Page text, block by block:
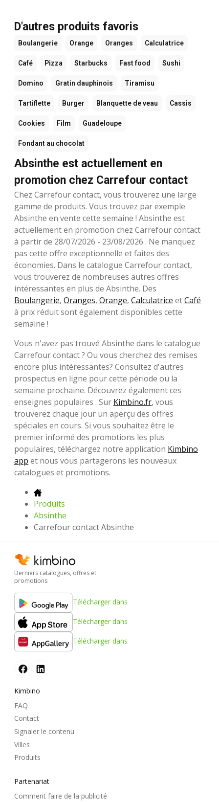
D'autres produits favoris
Boulangerie Orange Oranges Calculatrice
Café Pizza Starbucks Fast food Sushi
Domino Gratin dauphinois Tiramisu
Tartiflette Burger Blanquette de veau Cassis
Cookies Film Guadeloupe
Fondant au chocolat
Absinthe est actuellement en
promotion chez Carrefour contact
Chez Carrefour contact, vous trouverez une large
gamme de produits. Vous trouvez par exemple
Absinthe en vente cette semaine ! Absinthe est
actuellement en promotion chez Carrefour contact
à partir de 28/07/2026 - 23/08/2026 . Ne manquez
pas cette offre exceptionnelle et faites des
économies. Dans le catalogue Carrefour contact,
vous trouverez de nombreuses autres offres
intéressantes en plus de Absinthe. Des
Boulangerie, Oranges, Orange, Calculatrice etCafé
à prix réduit sont également disponibles cette
semaine !
Vous n'avez pas trouvé Absinthe dans le catalogue
Carrefour contact ? Ou vous cherchez des remises
encore plus intéressantes? Consultez d'autres
prospectus en ligne pour cette période ou la
semaine prochaine. Découvrez également ces
enseignes populaires . Sur Kimbino.fr, vous
trouverez chaque jour un aperçu des offres
spéciales en cours. Si vous souhaitez être le
premier informé des promotions les plus
populaires, téléchargez notre application Kimbino
app et nous vous partagerons les nouveaux
catalogues et promotions.
Produits
Absinthe
Carrefour contact Absinthe
Derniers catalogues, offres et
promotions
Télécharger dans
Télécharger dans
Télécharger dans
Kimbino
FAQ
Contact
Signaler le contenu
Villes
Produits
Partenariat
Comment faire de la publicité